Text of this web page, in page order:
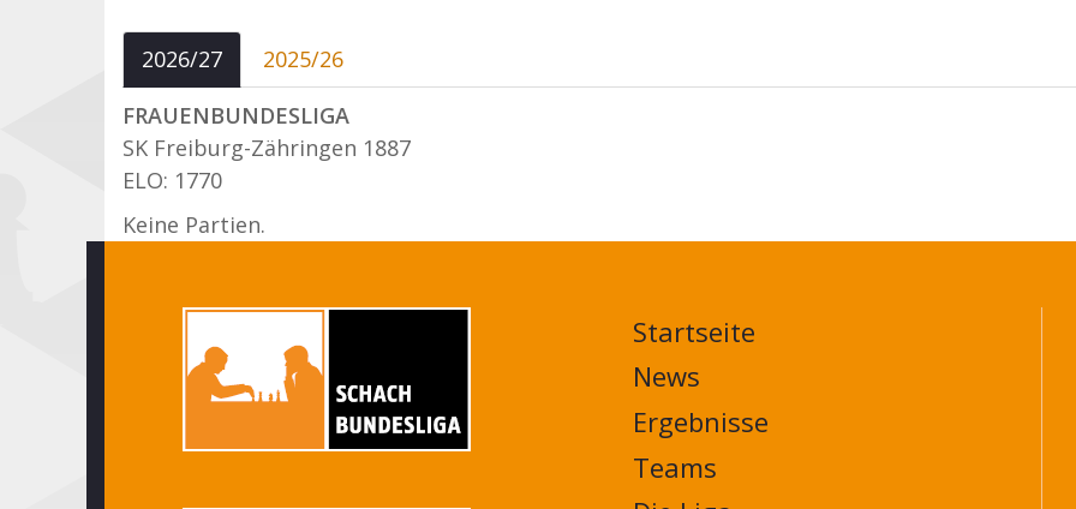
2026/27
2025/26
FRAUENBUNDESLIGA
SK Freiburg-Zähringen 1887
ELO: 1770
Keine Partien.
MAIN
NAVIGATION
FOOTER
Startseite
News
Ergebnisse
Teams